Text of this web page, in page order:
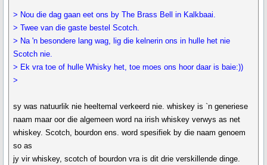
> Nou die dag gaan eet ons by The Brass Bell in Kalkbaai.
> Twee van die gaste bestel Scotch.
> Na 'n besondere lang wag, lig die kelnerin ons in hulle het nie
Scotch nie.
> Ek vra toe of hulle Whisky het, toe moes ons hoor daar is baie:))
>
sy was natuurlik nie heeltemal verkeerd nie. whiskey is `n generiese
naam maar oor die algemeen word na irish whiskey verwys as net
whiskey. Scotch, bourdon ens. word spesifiek by die naam genoem
so as
jy vir whiskey, scotch of bourdon vra is dit drie verskillende dinge.